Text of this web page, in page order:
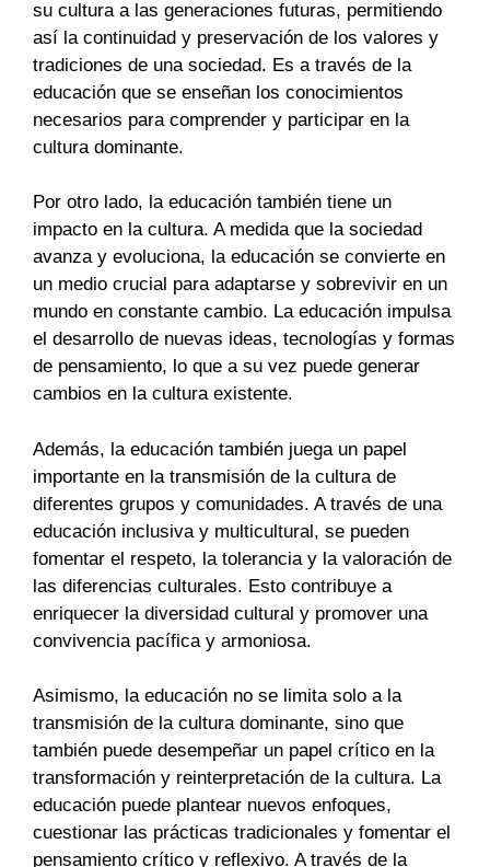
su cultura a las generaciones futuras, permitiendo
así la continuidad y preservación de los valores y
tradiciones de una sociedad. Es a través de la
educación que se enseñan los conocimientos
necesarios para comprender y participar en la
cultura dominante.
Por otro lado, la educación también tiene un
impacto en la cultura. A medida que la sociedad
avanza y evoluciona, la educación se convierte en
un medio crucial para adaptarse y sobrevivir en un
mundo en constante cambio. La educación impulsa
el desarrollo de nuevas ideas, tecnologías y formas
de pensamiento, lo que a su vez puede generar
cambios en la cultura existente.
Además, la educación también juega un papel
importante en la transmisión de la cultura de
diferentes grupos y comunidades. A través de una
educación inclusiva y multicultural, se pueden
fomentar el respeto, la tolerancia y la valoración de
las diferencias culturales. Esto contribuye a
enriquecer la diversidad cultural y promover una
convivencia pacífica y armoniosa.
Asimismo, la educación no se limita solo a la
transmisión de la cultura dominante, sino que
también puede desempeñar un papel crítico en la
transformación y reinterpretación de la cultura. La
educación puede plantear nuevos enfoques,
cuestionar las prácticas tradicionales y fomentar el
pensamiento crítico y reflexivo. A través de la